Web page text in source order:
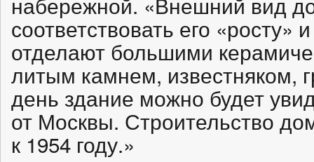
соответствовать его «росту»
отделают большими
литым камнем, известняком,
день здание можно будет
от Москвы. Строительство
к 1954 году.»